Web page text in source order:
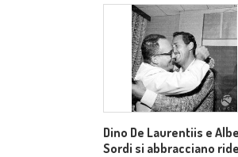
Dino De Laurentiis e
Sordi si abbracciano